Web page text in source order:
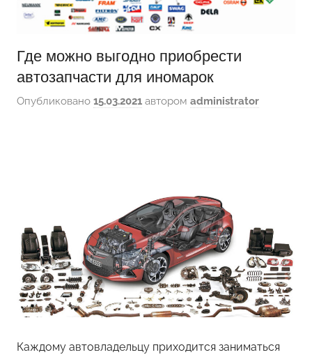
Где можно выгодно приобрести
автозапчасти для иномарок
Опубликовано 15.03.2021 автором administrator
Каждому автовладельцу приходится заниматься